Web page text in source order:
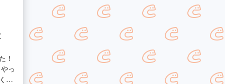
！
な